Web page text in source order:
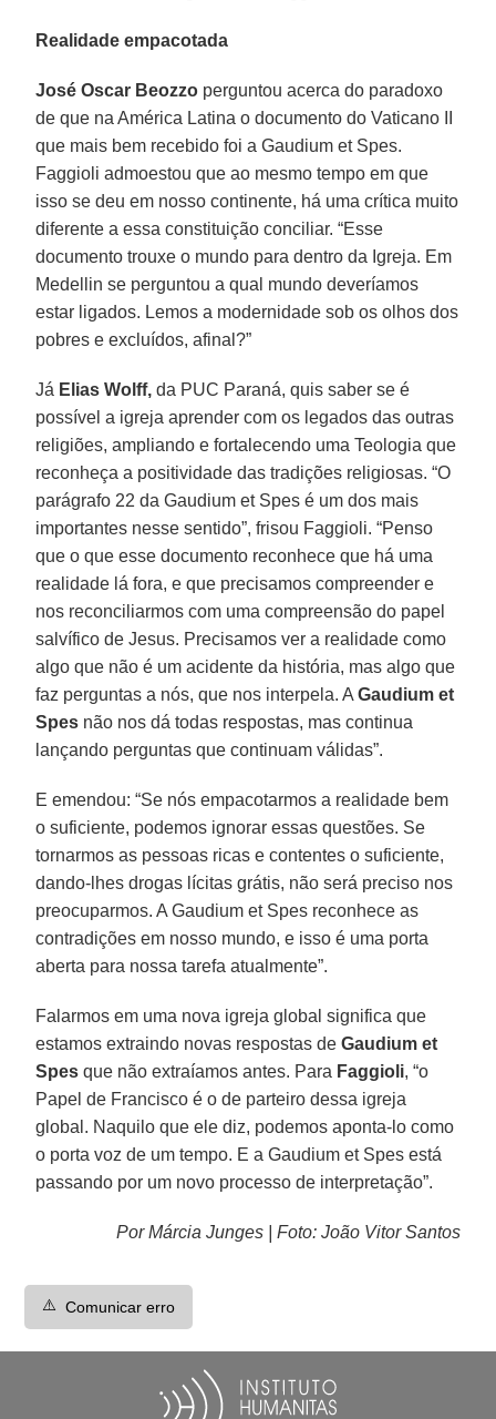
Realidade empacotada
José Oscar Beozzo perguntou acerca do paradoxo
de que na América Latina o documento do Vaticano II
que mais bem recebido foi a Gaudium et Spes.
Faggioli admoestou que ao mesmo tempo em que
isso se deu em nosso continente, há uma crítica muito
diferente a essa constituição conciliar. “Esse
documento trouxe o mundo para dentro da Igreja. Em
Medellin se perguntou a qual mundo deveríamos
estar ligados. Lemos a modernidade sob os olhos dos
pobres e excluídos, afinal?”
Já Elias Wolff, da PUC Paraná, quis saber se é
possível a igreja aprender com os legados das outras
religiões, ampliando e fortalecendo uma Teologia que
reconheça a positividade das tradições religiosas. “O
parágrafo 22 da Gaudium et Spes é um dos mais
importantes nesse sentido”, frisou Faggioli. “Penso
que o que esse documento reconhece que há uma
realidade lá fora, e que precisamos compreender e
nos reconciliarmos com uma compreensão do papel
salvífico de Jesus. Precisamos ver a realidade como
algo que não é um acidente da história, mas algo que
faz perguntas a nós, que nos interpela. AGaudium et
Spes não nos dá todas respostas, mas continua
lançando perguntas que continuam válidas”.
E emendou: “Se nós empacotarmos a realidade bem
o suficiente, podemos ignorar essas questões. Se
tornarmos as pessoas ricas e contentes o suficiente,
dando-lhes drogas lícitas grátis, não será preciso nos
preocuparmos. A Gaudium et Spes reconhece as
contradições em nosso mundo, e isso é uma porta
aberta para nossa tarefa atualmente”.
Falarmos em uma nova igreja global significa que
estamos extraindo novas respostas deGaudium et
Spes que não extraíamos antes. Para Faggioli, “o
Papel de Francisco é o de parteiro dessa igreja
global. Naquilo que ele diz, podemos aponta-lo como
o porta voz de um tempo. E a Gaudium et Spes está
passando por um novo processo de interpretação”.
Por Márcia Junges | Foto: João Vitor Santos
⚠️ Comunicar erro